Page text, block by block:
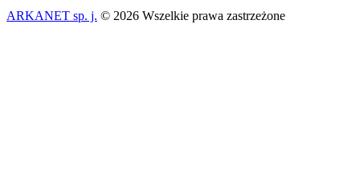
ARKANET sp. j. © 2026 Wszelkie prawa zastrzeżone